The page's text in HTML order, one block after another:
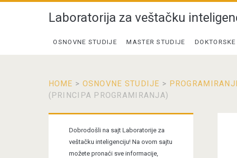
Laboratorija za veštačku
OSNOVNE STUDIJE MASTER STUDIJE
HOME > OSNOVNE STUDIJE >
(PRINCIPA PROGRAMIRANJA)
Sidebar
Dobrodošli na sajt Laboratorije za
veštačku inteligenciju! Na ovom sajtu
možete pronaći sve informacije,